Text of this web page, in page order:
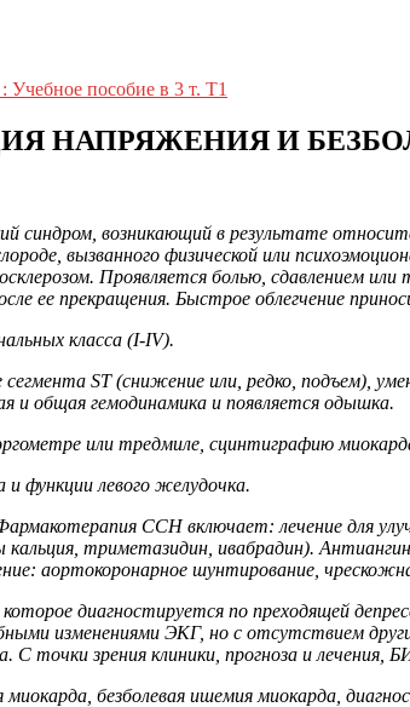
Учебное пособие в 3 т. Т1
НАПРЯЖЕНИЯ И
возникающий в результате
вызванного физической или
Проявляется болью, сдавлением
ее прекращения. Быстрое облегчение
класса (I-IV).
ST (снижение или, редко, подъем),
и общая гемодинамика и появляется одышка.
или тредмиле, сцинтиграфию
функции левого желудочка.
ССН включает: лечение для
триметазидин, ивабрадин).
аортокоронарное шунтирование,
диагностируется по преходящей
изменениями ЭКГ, но с отсутствием
С точки зрения клиники, прогноза и
безболевая ишемия миокарда,